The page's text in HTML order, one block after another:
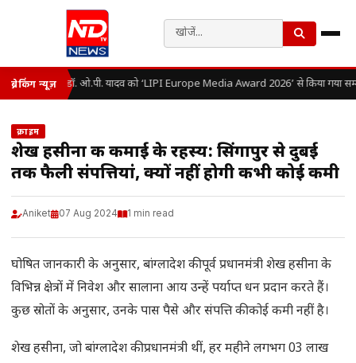
ब्रेकिंग न्यूज़ डॉ. ओ.पी. यादव को ‘LIPI Europe Media Award 2026’ से किया गया
क्राइम
शेख हसीना की कमाई के रहस्य: सिंगापुर से दुबई
तक फैली संपत्तियां, क्यों नहीं होगी कभी कोई कमी
Aniket 07 Aug 2024 1 min read
घोषित जानकारी के अनुसार, बांग्लादेश की पूर्व प्रधानमंत्री शेख हसीना के
विभिन्न क्षेत्रों में निवेश और सालाना आय उन्हें पर्याप्त धन प्रदान करते हैं।
कुछ स्रोतों के अनुसार, उनके पास पैसे और संपत्ति की कोई कमी नहीं है।
शेख हसीना, जो बांग्लादेश की प्रधानमंत्री थीं, हर महीने लगभग 03 लाख